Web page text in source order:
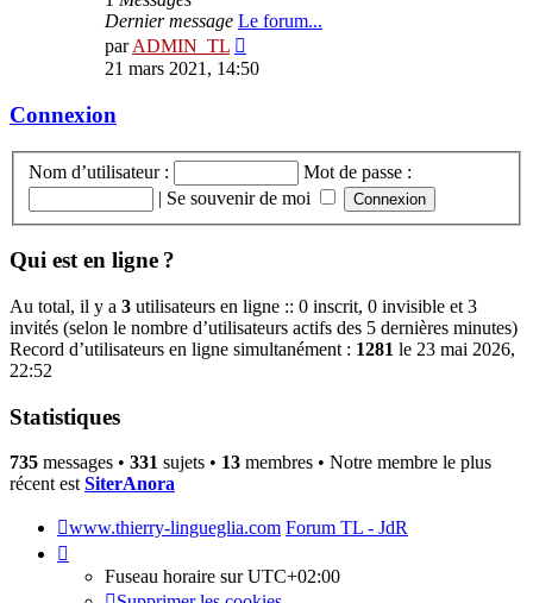
Dernier message Le forum...
parADMIN_TL
le
21 mars 2021, 14:50
Connexion
Nom d’utilisateur :
Mot de passe :
| Se souvenir de moi
Qui est en ligne ?
Au total, il y a 3 utilisateurs en ligne :: 0 inscrit, 0 invisible et 3
invités (selon le nombre d’utilisateurs actifs des 5 dernières minutes)
Record d’utilisateurs en ligne simultanément : 1281 le 23 mai 2026,
22:52
Statistiques
735 messages • 331 sujets • 13 membres • Notre membre le plus
récent est SiterAnora
www.thierry-lingueglia.com Forum TL - JdR
Fuseau horaire surUTC+02:00